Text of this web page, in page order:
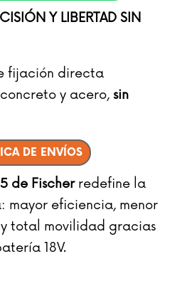
Y LIBERTAD SIN
fijación directa
y acero, sin
DE ENVÍOS
de Fischerredefine la
mayor eficiencia, menor
total movilidad gracias
18V.